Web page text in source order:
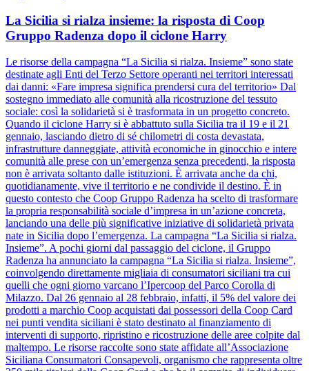
La Sicilia si rialza insieme: la risposta di Coop
Gruppo Radenza dopo il ciclone Harry
Le risorse della campagna “La Sicilia si rialza. Insieme” sono state
destinate agli Enti del Terzo Settore operanti nei territori interessati
dai danni: «Fare impresa significa prendersi cura del territorio» Dal
sostegno immediato alle comunità alla ricostruzione del tessuto
sociale: così la solidarietà si è trasformata in un progetto concreto.
Quando il ciclone Harry si è abbattuto sulla Sicilia tra il 19 e il 21
gennaio, lasciando dietro di sé chilometri di costa devastata,
infrastrutture danneggiate, attività economiche in ginocchio e intere
comunità alle prese con un’emergenza senza precedenti, la risposta
non è arrivata soltanto dalle istituzioni. È arrivata anche da chi,
quotidianamente, vive il territorio e ne condivide il destino. È in
questo contesto che Coop Gruppo Radenza ha scelto di trasformare
la propria responsabilità sociale d’impresa in un’azione concreta,
lanciando una delle più significative iniziative di solidarietà privata
nate in Sicilia dopo l’emergenza. La campagna “La Sicilia si rialza.
Insieme”. A pochi giorni dal passaggio del ciclone, il Gruppo
Radenza ha annunciato la campagna “La Sicilia si rialza. Insieme”,
coinvolgendo direttamente migliaia di consumatori siciliani tra cui
quelli che ogni giorno varcano l’Ipercoop del Parco Corolla di
Milazzo. Dal 26 gennaio al 28 febbraio, infatti, il 5% del valore dei
prodotti a marchio Coop acquistati dai possessori della Coop Card
nei punti vendita siciliani è stato destinato al finanziamento di
interventi di supporto, ripristino e ricostruzione delle aree colpite dal
maltempo. Le risorse raccolte sono state affidate all’Associazione
Siciliana Consumatori Consapevoli, organismo che rappresenta oltre